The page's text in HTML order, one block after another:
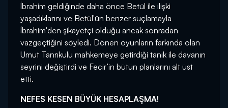
İbrahim geldiğinde daha önce Betül ile ilişki
yaşadıklarını ve Betül'ün benzer suçlamayla
İbrahim'den şikayetçi olduğu ancak sonradan
vazgeçtiğini söyledi. Dönen oyunların farkında olan
Umut Tanrıkulu mahkemeye getirdiği tanık ile davanın
seyrini değiştirdi ve Fecir’in bütün planlarını alt üst
etti.
NEFES KESEN BÜYÜK HESAPLAŞMA!